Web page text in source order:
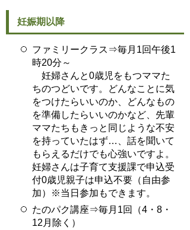
妊娠期以降
ファミリークラス⇒毎月1回午後1
時20分～
妊婦さんと0歳児をもつママた
ちのつどいです。どんなことに気
をつけたらいいのか、どんなもの
を準備したらいいのかなど、先輩
ママたちもきっと同じような不安
を持っていたはず…、話を聞いて
もらえるだけでも心強いですよ。
妊婦さんは子育て支援課で申込受
付0歳児親子は申込不要（自由参
加）※当日参加もできます。
たのパク講座⇒毎月1回（4・8・
12月除く）